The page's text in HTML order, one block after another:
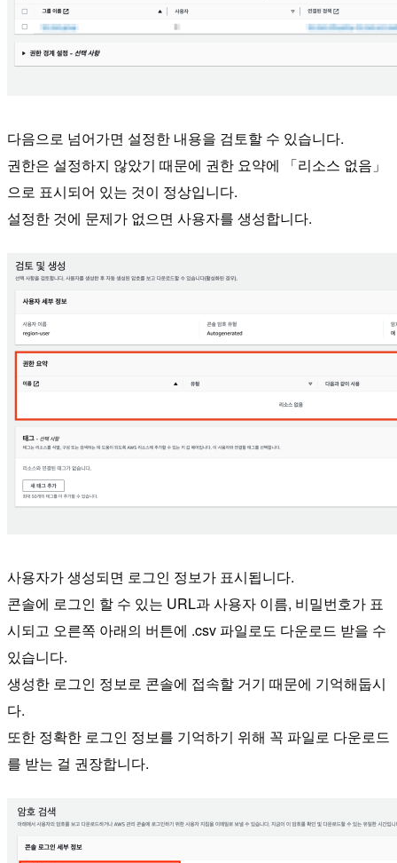
다음으로 넘어가면 설정한 내용을 검토할 수 있습니다.
권한은 설정하지 않았기 때문에 권한 요약에 「리소스 없음」
으로 표시되어 있는 것이 정상입니다.
설정한 것에 문제가 없으면 사용자를 생성합니다.
사용자가 생성되면 로그인 정보가 표시됩니다.
콘솔에 로그인 할 수 있는 URL과 사용자 이름, 비밀번호가 표
시되고 오른쪽 아래의 버튼에 .csv 파일로도 다운로드 받을 수
있습니다.
생성한 로그인 정보로 콘솔에 접속할 거기 때문에 기억해둡시
다.
또한 정확한 로그인 정보를 기억하기 위해 꼭 파일로 다운로드
를 받는 걸 권장합니다.